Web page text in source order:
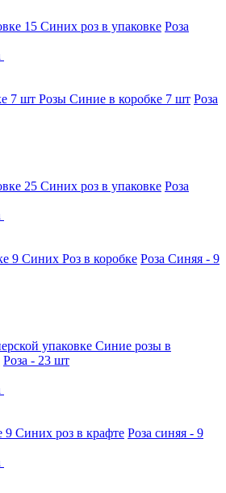
15 Синих роз в упаковке Роза
Розы Синие в коробке 7 шт Роза
25 Синих роз в упаковке Роза
9 Синих Роз в коробке Роза Синяя - 9
Синие розы в
Роза - 23 шт
9 Синих роз в крафте Роза синяя - 9